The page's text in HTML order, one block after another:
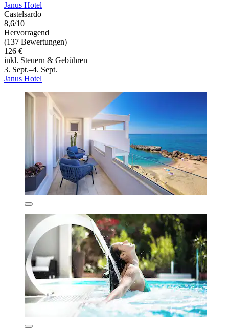
Janus Hotel
Castelsardo
8,6/10
Hervorragend
(137 Bewertungen)
126 €
inkl. Steuern & Gebühren
3. Sept.–4. Sept.
Janus Hotel